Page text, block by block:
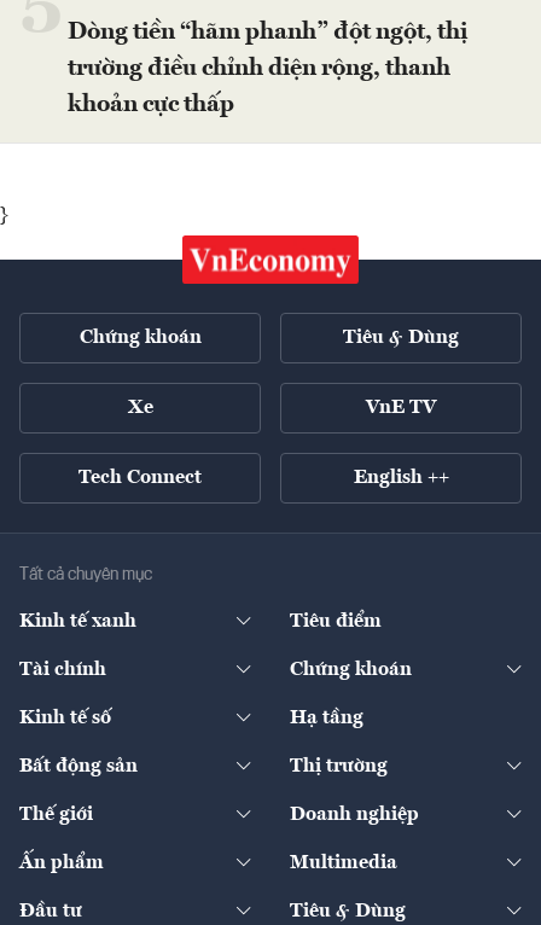
Dòng tiền “hãm phanh” đột ngột, thị
trường điều chỉnh diện rộng, thanh
khoản cực thấp
}
Chứng khoán Tiêu & Dùng
Xe VnE TV
Tech Connect English ++
Tất cả chuyên mục
Kinh tế xanh
Diễn đàn
Tiêu điểm
Tài chính
Ngân hàng
Bảo hiểm
Chứng khoán
Doanh nghiệp niêm yết
Khung pháp lý
Kinh tế số
Sản phẩm - Thị trường
Start-up
Quản trị số
Hạ tầng
Bất động sản
Chính sách
Thị trường
Thế giới
Kinh tế
Doanh nghiệp
Ấn phẩm
The Guide
Multimedia
Đầu tư Tiêu & Dùng